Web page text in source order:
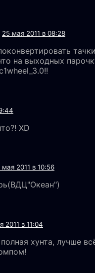
25 мая 2011 в 08:28
на выходных
XD
мая 2011 в 10:56
2011 в 11:04
хунта, лучше